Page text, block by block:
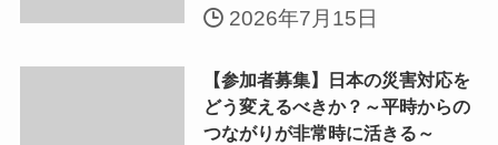
2026年7月15日
【参加者募集】日本の災害対応を
どう変えるべきか？～平時からの
つながりが非常時に活きる～